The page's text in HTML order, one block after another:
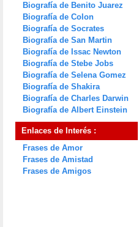
Biografía de Benito Juarez
Biografía de Colon
Biografía de Socrates
Biografía de San Martin
Biografía de Issac Newton
Biografía de Stebe Jobs
Biografía de Selena Gomez
Biografía de Shakira
Biografía de Charles Darwin
Biografía de Albert Einstein
Enlaces de Interés :
Frases de Amor
Frases de Amistad
Frases de Amigos